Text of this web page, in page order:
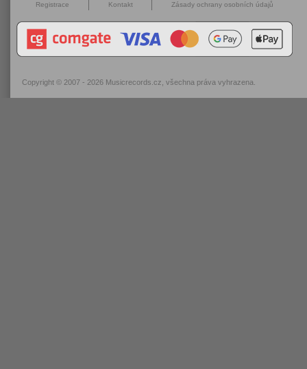
Registrace Kontakt Zásady ochrany osobních údajů
Copyright © 2007 - 2026 Musicrecords.cz , všechna práva vyhrazena.